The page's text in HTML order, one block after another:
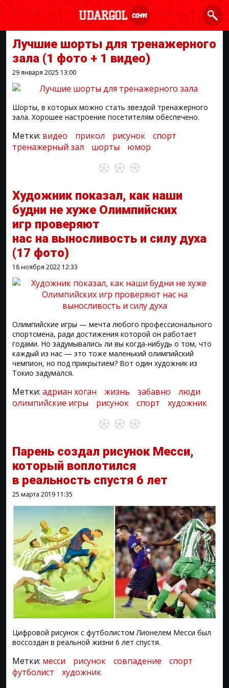
Лучшие шорты для тренажерного
зала (1 фото + 1 видео)
29 января 2025 13:00
Шорты, в которых можно стать звездой тренажерного
зала. Хорошее настроение посетителям обеспечено.
Метки: видео прикол рисунок
спорт
тренажерный зал
шорты юмор
Художник показал, как наши
будни не хуже Олимпийских
игр проверяют
нас на выносливость и силу духа
(17 фото)
18 ноября 2022 12:33
Олимпийские игры — мечта любого профессионального
спортсмена, ради достижения которой он работает
годами. Но задумывались ли вы когда-нибудь о том, что
каждый из нас — это тоже маленький олимпийский
чемпион, но под прикрытием? Вот один художник из
Токио задумался.
Метки: адриан хоган жизнь забавно
люди
олимпийские игры
рисунок спорт художник
Парень создал рисунок Месси,
который воплотился
в реальность спустя 6 лет
25 марта 2019 11:35
Цифровой рисунок с футболистом Лионелем Месси был
воссоздан в реальной жизни 6 лет спустя.
Метки: месси рисунок совпадение
спорт
футболист
художник